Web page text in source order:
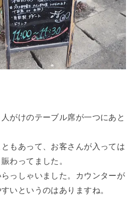
がけのテーブル席が一つにあと
もあって、お客さんが入っては
わってました。
っしゃいました。カウンターが
いというのはありますね。